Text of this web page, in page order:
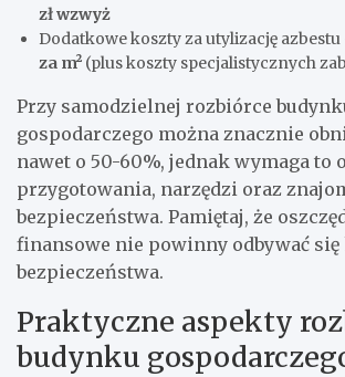
zł wzwyż
Dodatkowe koszty za utylizację azbestu
za m² (plus koszty specjalistycznych
Przy samodzielnej rozbiórce
gospodarczego można znacznie
nawet o 50-60%, jednak wymaga to
przygotowania, narzędzi oraz
bezpieczeństwa. Pamiętaj, że
finansowe nie powinny odbywać
bezpieczeństwa.
Praktyczne aspekty
budynku